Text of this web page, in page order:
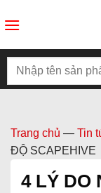
to
Trang chủ — Tin
ĐỘ SCAPEHIVE
4 LÝ DO